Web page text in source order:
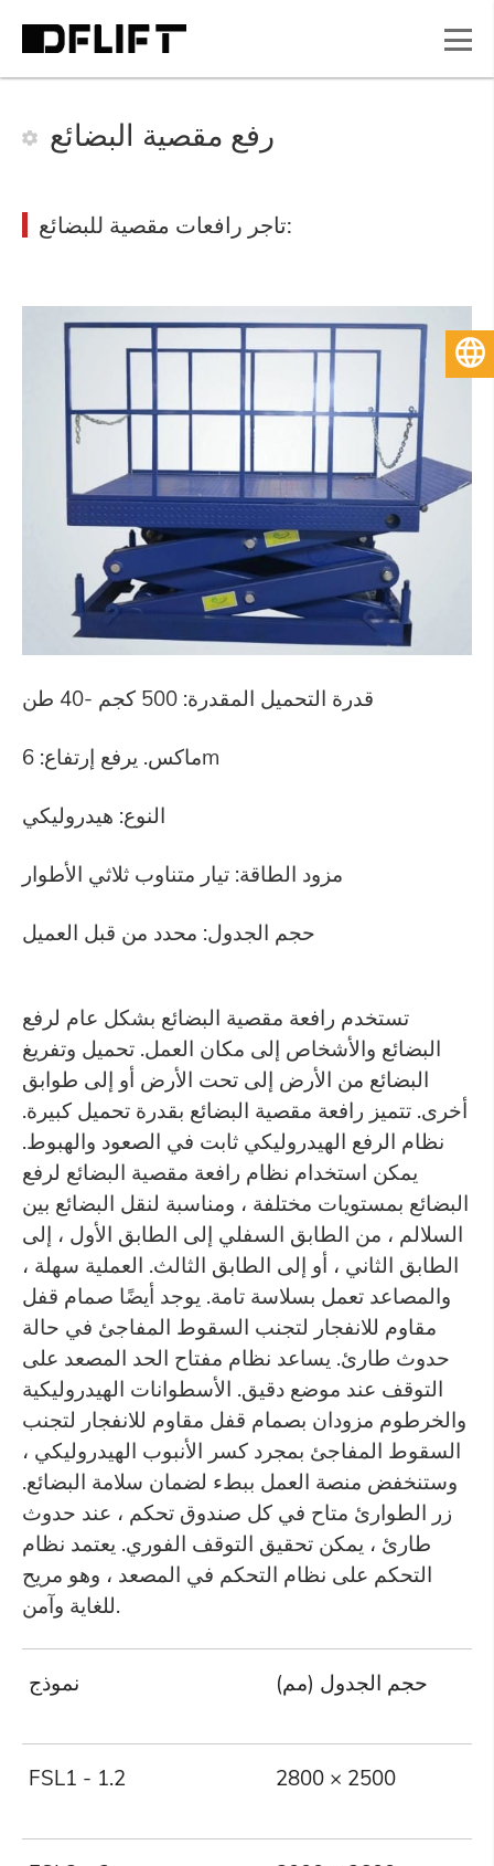
رفع مقصية البضائع
تاجر رافعات مقصية للبضائع:
قدرة التحميل المقدرة: 500 كجم -40 طن
ماكس. يرفع إرتفاع: 6m
النوع: هيدروليكي
مزود الطاقة: تيار متناوب ثلاثي الأطوار
حجم الجدول: محدد من قبل العميل
تستخدم رافعة مقصية البضائع بشكل عام لرفع
البضائع والأشخاص إلى مكان العمل. تحميل وتفريغ
البضائع من الأرض إلى تحت الأرض أو إلى طوابق
أخرى. تتميز رافعة مقصية البضائع بقدرة تحميل كبيرة.
نظام الرفع الهيدروليكي ثابت في الصعود والهبوط.
يمكن استخدام نظام رافعة مقصية البضائع لرفع
البضائع بمستويات مختلفة ، ومناسبة لنقل البضائع بين
السلالم ، من الطابق السفلي إلى الطابق الأول ، إلى
الطابق الثاني ، أو إلى الطابق الثالث. العملية سهلة ،
والمصاعد تعمل بسلاسة تامة. يوجد أيضًا صمام قفل
مقاوم للانفجار لتجنب السقوط المفاجئ في حالة
حدوث طارئ. يساعد نظام مفتاح الحد المصعد على
التوقف عند موضع دقيق. الأسطوانات الهيدروليكية
والخرطوم مزودان بصمام قفل مقاوم للانفجار لتجنب
السقوط المفاجئ بمجرد كسر الأنبوب الهيدروليكي ،
وستنخفض منصة العمل ببطء لضمان سلامة البضائع.
زر الطوارئ متاح في كل صندوق تحكم ، عند حدوث
طارئ ، يمكن تحقيق التوقف الفوري. يعتمد نظام
التحكم على نظام التحكم في المصعد ، وهو مريح
للغاية وآمن.
نموذج حجم الجدول (مم)
FSL1 - 1.2 2800 × 2500
العربية